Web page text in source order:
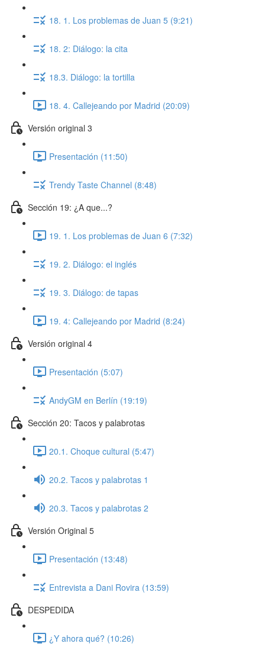
18. 1. Los problemas de Juan 5 (9:21)
18. 2: Diálogo: la cita
18.3. Diálogo: la tortilla
18. 4. Callejeando por Madrid (20:09)
Versión original 3
Presentación (11:50)
Trendy Taste Channel (8:48)
Sección 19: ¿A que...?
19. 1. Los problemas de Juan 6 (7:32)
19. 2. Diálogo: el inglés
19. 3. Diálogo: de tapas
19. 4: Callejeando por Madrid (8:24)
Versión original 4
Presentación (5:07)
AndyGM en Berlín (19:19)
Sección 20: Tacos y palabrotas
20.1. Choque cultural (5:47)
20.2. Tacos y palabrotas 1
20.3. Tacos y palabrotas 2
Versión Original 5
Presentación (13:48)
Entrevista a Dani Rovira (13:59)
DESPEDIDA
¿Y ahora qué? (10:26)